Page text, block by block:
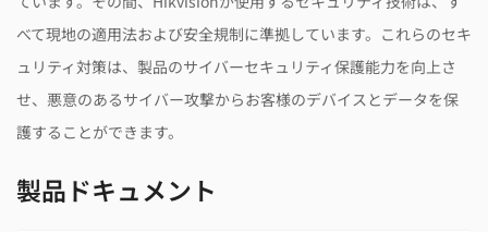
べて現地の適用法および安全規制に準拠しています。これらのセキ
ュリティ対策は、製品のサイバーセキュリティ保護能力を向上さ
せ、悪意のあるサイバー攻撃からお客様のデバイスとデータを保
護することができます。
製品ドキュメント